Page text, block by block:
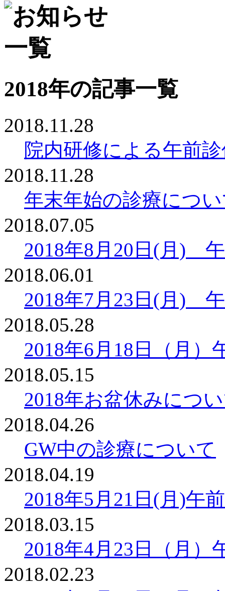
2018年の記事一覧
2018.11.28
院内研修による午前
2018.11.28
年末年始の診療につ
2018.07.05
2018年8月20日(月)
2018.06.01
2018年7月23日(月)
2018.05.28
2018年6月18日（月）
2018.05.15
2018年お盆休みにつ
2018.04.26
GW中の診療について
2018.04.19
2018年5月21日(月)午
2018.03.15
2018年4月23日（月）
2018.02.23